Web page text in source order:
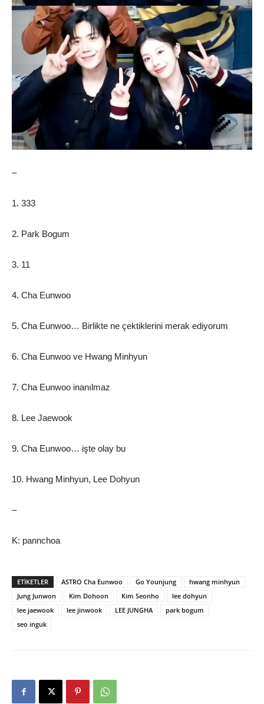
–
1. 333
2. Park Bogum
3. 11
4. Cha Eunwoo
5. Cha Eunwoo… Birlikte ne çektiklerini merak ediyorum
6. Cha Eunwoo ve Hwang Minhyun
7. Cha Eunwoo inanılmaz
8. Lee Jaewook
9. Cha Eunwoo… işte olay bu
10. Hwang Minhyun, Lee Dohyun
–
K: pannchoa
ETIKETLER ASTRO Cha Eunwoo Go Younjung
hwang minhyun
Jung Junwon
Kim Dohoon Kim Seonho
lee dohyun
lee jaewook
lee jinwook LEE JUNGHA
park bogum
seo inguk